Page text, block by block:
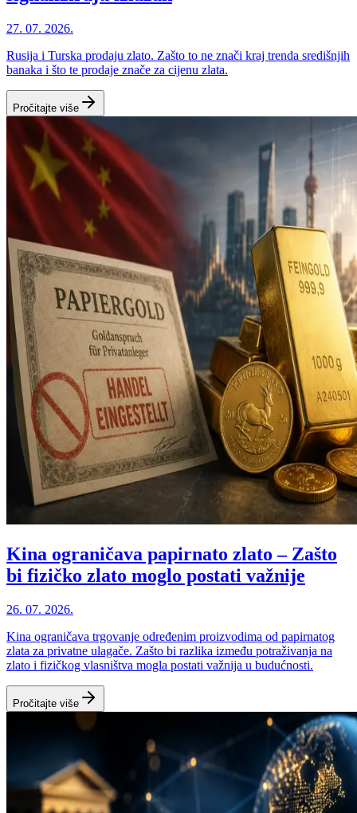
27. 07. 2026.
Rusija i Turska prodaju zlato. Zašto to ne znači kraj trenda središnjih
banaka i što te prodaje znače za cijenu zlata.
Pročitajte više
Kina ograničava papirnato zlato – Zašto
bi fizičko zlato moglo postati važnije
26. 07. 2026.
Kina ograničava trgovanje određenim proizvodima od papirnatog
zlata za privatne ulagače. Zašto bi razlika između potraživanja na
zlato i fizičkog vlasništva mogla postati važnija u budućnosti.
Pročitajte više